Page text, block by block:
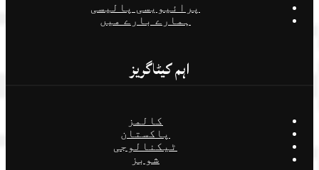
پرائیویسی پالیسی
ہمارے بارے میں
اہم کیٹاگریز
کالمز
پاکستان
ٹیکنالوجی
شوبز